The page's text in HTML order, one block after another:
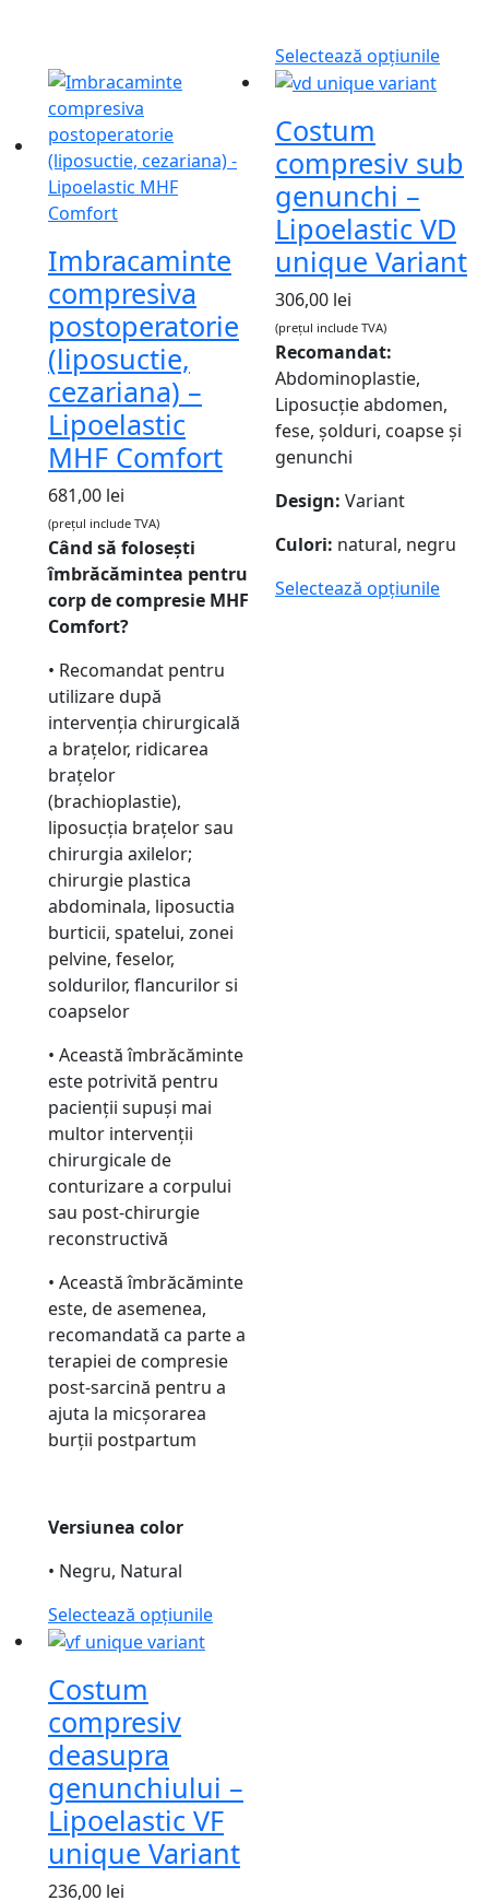
Selectează opțiunile
Imbracaminte
compresiva
postoperatorie
(liposuctie,
cezariana) –
Lipoelastic
MHF Comfort
681,00 lei
(prețul include TVA)
Când să folosești
îmbrăcămintea pentru
corp de compresie MHF
Comfort?
• Recomandat pentru
utilizare după
intervenția chirurgicală
a brațelor, ridicarea
brațelor
(brachioplastie),
liposucția brațelor sau
chirurgia axilelor;
chirurgie plastica
abdominala, liposuctia
burticii, spatelui, zonei
pelvine, feselor,
soldurilor, flancurilor si
coapselor
• Această îmbrăcăminte
este potrivită pentru
pacienții supuși mai
multor intervenții
chirurgicale de
conturizare a corpului
sau post-chirurgie
reconstructivă
• Această îmbrăcăminte
este, de asemenea,
recomandată ca parte a
terapiei de compresie
post-sarcină pentru a
ajuta la micșorarea
burții postpartum
Versiunea color
• Negru, Natural
Selectează opțiunile
Costum
compresiv sub
genunchi –
Lipoelastic VD
unique Variant
306,00 lei
(prețul include TVA)
Recomandat:
Abdominoplastie,
Liposucție abdomen,
fese, șolduri, coapse și
genunchi
Design: Variant
Culori: natural, negru
Selectează opțiunile
Costum
compresiv
deasupra
genunchiului –
Lipoelastic VF
unique Variant
236,00 lei